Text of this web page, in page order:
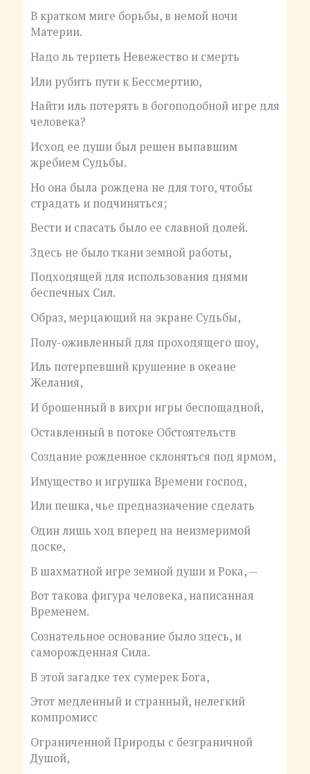
В кратком миге борьбы, в немой ночи
Материи.
Надо ль терпеть Невежество и смерть
Или рубить пути к Бессмертию,
Найти иль потерять в богоподобной игре для
человека?
Исход ее души был решен выпавшим
жребием Судьбы.
Но она была рождена не для того, чтобы
страдать и подчиняться;
Вести и спасать было ее славной долей.
Здесь не было ткани земной работы,
Подходящей для использования днями
беспечных Сил.
Образ, мерцающий на экране Судьбы,
Полу-оживленный для проходящего шоу,
Иль потерпевший крушение в океане
Желания,
И брошенный в вихри игры беспощадной,
Оставленный в потоке Обстоятельств
Создание рожденное склоняться под ярмом,
Имущество и игрушка Времени господ,
Или пешка, чье предназначение сделать
Один лишь ход вперед на неизмеримой
доске,
В шахматной игре земной души и Рока, —
Вот такова фигура человека, написанная
Временем.
Сознательное основание было здесь, и
саморожденная Сила.
В этой загадке тех сумерек Бога,
Этот медленный и странный, нелегкий
компромисс
Ограниченной Природы с безграничной
Душой,